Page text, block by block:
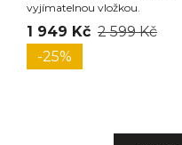
vyjímatelnou vložkou.
1 949 Kč 2 599 Kč
-25%